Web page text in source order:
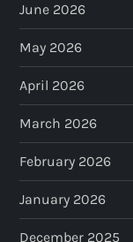
June 2026
May 2026
April 2026
March 2026
February 2026
January 2026
December 2025